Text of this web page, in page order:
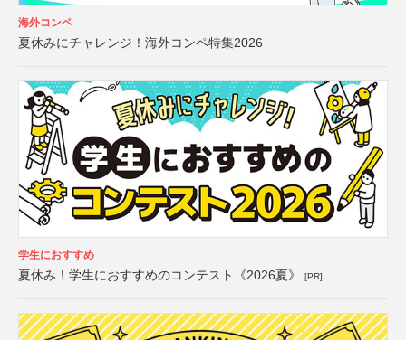
海外コンペ
夏休みにチャレンジ！海外コンペ特集2026
学生におすすめ
夏休み！学生におすすめのコンテスト《2026夏》 [PR]